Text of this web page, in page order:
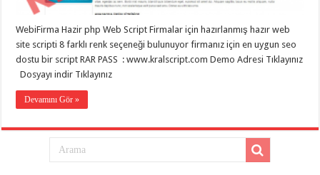
taşımacılık,
gaziantep
evden
taşımacılık ,
gaziantep
evden
taşımacılık,
gaziantep
WebiFirma Hazir php Web Script Firmalar için hazırlanmış hazır web
site scripti 8 farklı renk seçeneği bulunuyor firmanız için en uygun seo
dostu bir script RAR PASS : www.kralscript.com Demo Adresi Tıklayınız
Dosyayı indir Tıklayınız
Devamını Gör »